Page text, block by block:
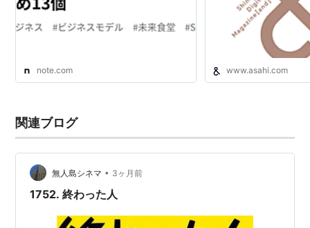
日本eスポーツ連合（
日本相撲協会理事候補選挙。貴乃花親方は2票しか得
られず落選
2月3日
を打ち上げ。「たすき」と命名
2月5日
佐賀県神埼市で自衛隊のヘリが民家に墜落、乗員2人
note.com www.asahi.com
関連ブログ
無人島シネマ • 3ヶ月前
1752. 終わった人